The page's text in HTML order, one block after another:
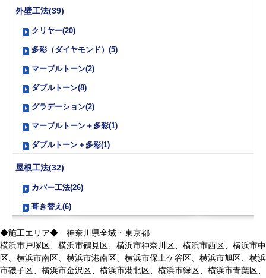
外壁工法(39)
クリヤー(20)
多彩（ダイヤモンド）(5)
マーブルトーン(2)
ダブルトーン(8)
グラデーション(2)
マーブルトーン＋多彩(1)
ダブルトーン＋多彩(1)
屋根工法(32)
カバー工法(26)
葺き替え(6)
◆施工エリア◆ 神奈川県全域・東京都
横浜市戸塚区、横浜市鶴見区、横浜市神奈川区、横浜市西区、横浜市中
区、横浜市南区、横浜市港南区、横浜市保土ケ谷区、横浜市旭区、横浜
市磯子区、横浜市金沢区、横浜市港北区、横浜市緑区、横浜市青葉区、